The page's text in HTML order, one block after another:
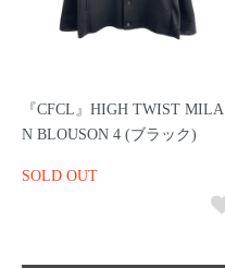
『CFCL』HIGH TWIST MILA
N BLOUSON 4 (ブラック)
SOLD OUT